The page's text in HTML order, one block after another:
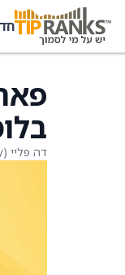
דה פליי (TheFly)